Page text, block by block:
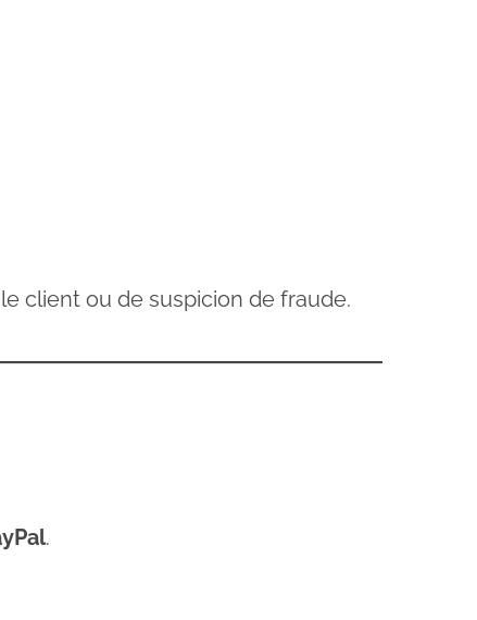
client ou de suspicion de fraude.
.